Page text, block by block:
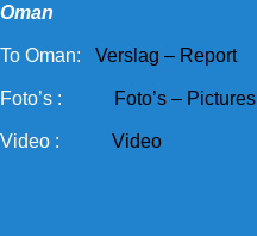
Oman
To Oman: Verslag – Report
Foto’s : Foto’s – Pictures
Video : Video